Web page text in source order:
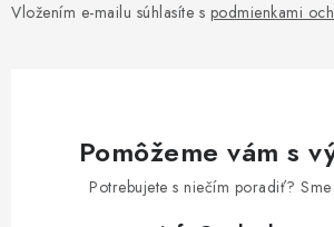
Vložením e-mailu súhlasíte s podmienkami
Pomôžeme vám s
Potrebujete s niečím poradiť?